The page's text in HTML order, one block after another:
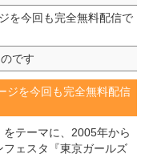
を今回も完全無料配信で
です
ジを今回も完全無料配信
をテーマに、2005年から
ェスタ『東京ガールズ